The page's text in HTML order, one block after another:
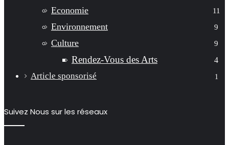
Economie 11
Environnement 9
Culture 9
Rendez-Vous des Arts 4
Article sponsorisé 1
Suivez Nous sur les réseaux